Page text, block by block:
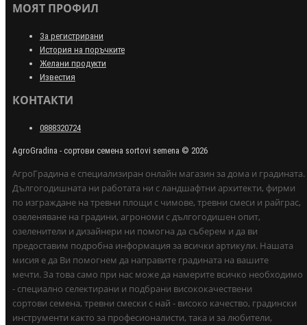
МОЯТ ПРОФИЛ
За регистрирани
История на поръчките
Желани продукти
Известия
КОНТАКТИ
0888320724
AgroGradina - сортови семена sortovi semena © 2026
АгроГрадина е специализиран онлайн магазин за дома и градината.
Дългогодишната ни работата ни с ландшафтни архитекти, фирми
по изграждане на тревни площи с чимове, тревни смеси и райграс,
озеленяване на градини, агрономи с дългогодишен опит,
озеленители и дизайнери ни помогна да съберем и да ви
предоставим подробна информация за всички артикули. Нашата
мисия е да Ви помогнем да направите градината на вашите
мечти. За това само при нас може да намерите всичко необходимо
- специално селектирани и подбрани висококачествени
сортови семена, тревни смески с най - високо качество, градински
инструменти както за професионалисти, така и за любители,